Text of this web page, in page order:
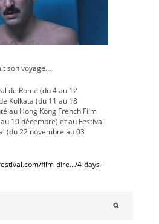
son voyage…
de Rome (du 4 au 12
Kolkata (du 11 au 18
au Hong Kong French Film
10 décembre) et au Festival
(du 22 novembre au 03
film-dire…/4-days-